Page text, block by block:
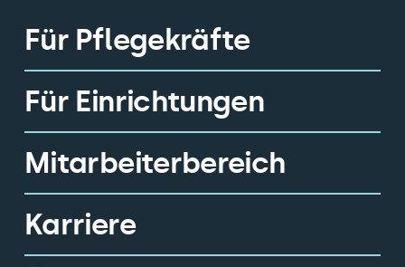
Für Pflegekräfte
Für Einrichtungen
Mitarbeiterbereich
Karriere